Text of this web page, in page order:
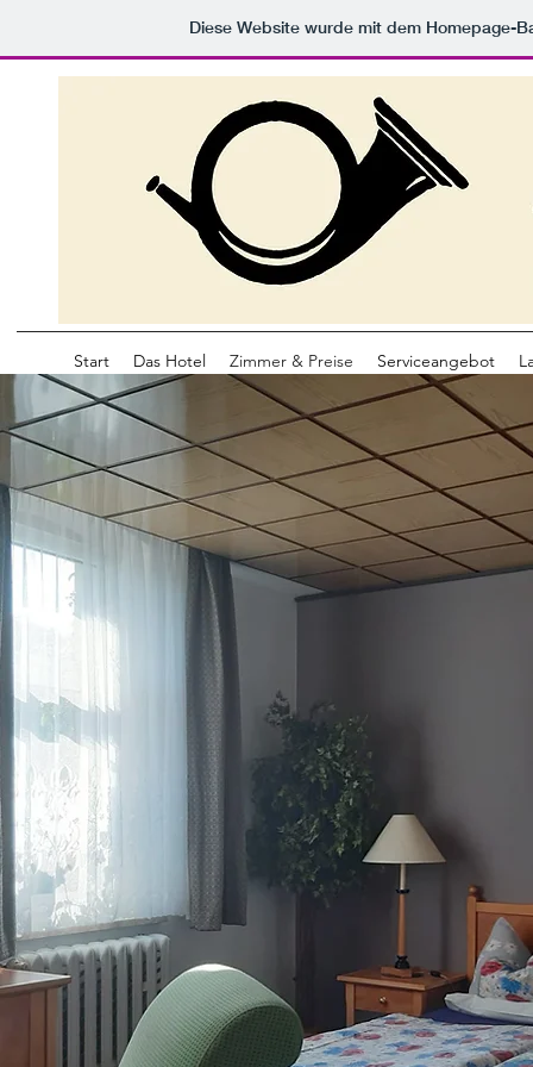
Diese Website wurde mit dem Homepage-
Start Das Hotel Zimmer & Preise Serviceangebot